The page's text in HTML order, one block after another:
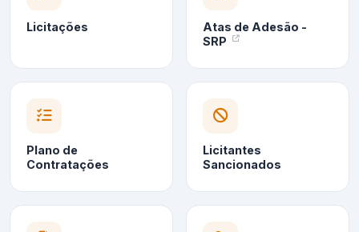
Licitações
Atas de Adesão -
SRP
Plano de
Contratações
Licitantes
Sancionados